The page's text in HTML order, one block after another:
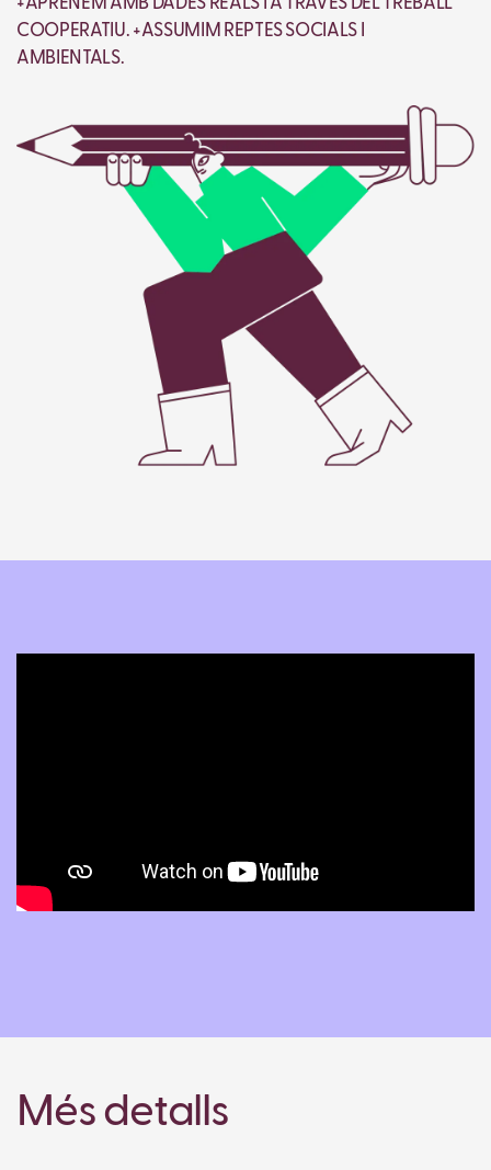
COOPERATIU. +ASSUMIM REPTES SOCIALS I
AMBIENTALS.
Més detalls